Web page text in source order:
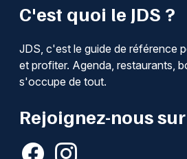
C'est quoi le JDS ?
JDS, c'est le guide de référence
et profiter. Agenda, restaurants,
s'occupe de tout.
Rejoignez-nous sur